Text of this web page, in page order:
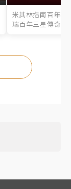
米其林指南百年之
瑞百年三星傳奇、